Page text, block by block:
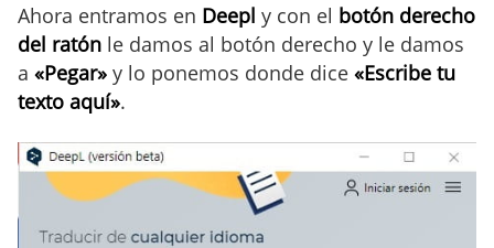
Ahora entramos en Deepl y con el botón derecho
del ratón le damos al botón derecho y le damos
a «Pegar» y lo ponemos donde dice «Escribe tu
texto aquí».